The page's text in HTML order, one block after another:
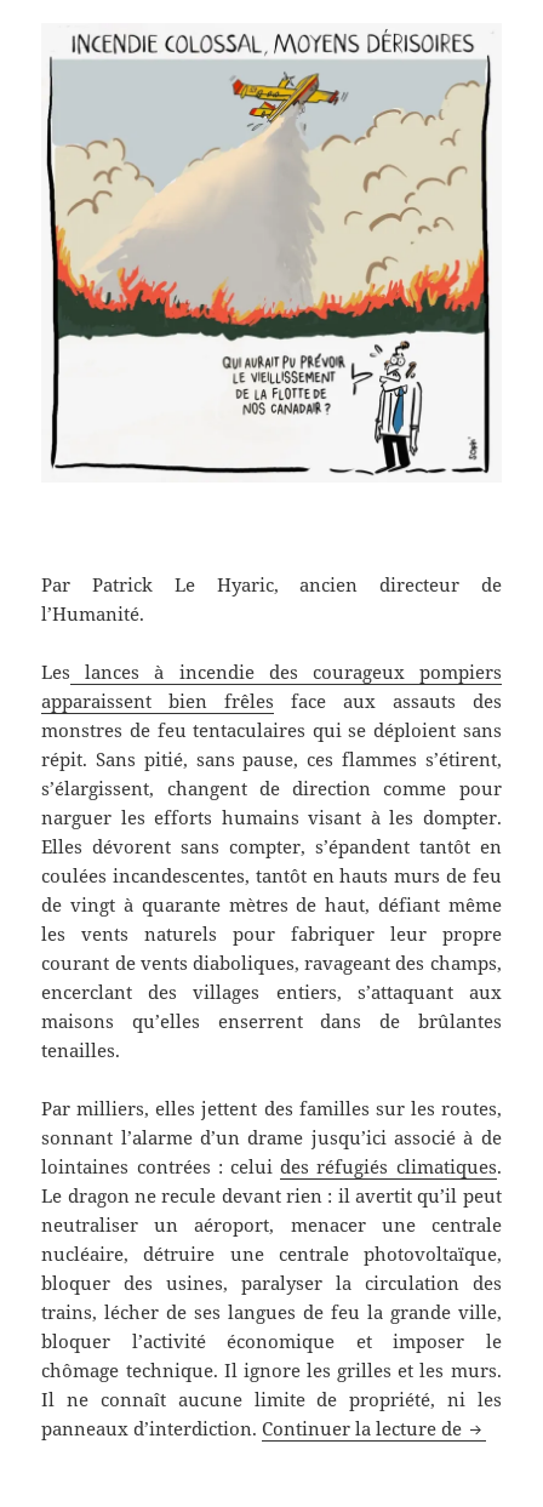
Par Patrick Le Hyaric, ancien directeur de
l’Humanité.
Les lances à incendie des courageux pompiers
apparaissent bien frêles face aux assauts des
monstres de feu tentaculaires qui se déploient sans
répit. Sans pitié, sans pause, ces flammes s’étirent,
s’élargissent, changent de direction comme pour
narguer les efforts humains visant à les dompter.
Elles dévorent sans compter, s’épandent tantôt en
coulées incandescentes, tantôt en hauts murs de feu
de vingt à quarante mètres de haut, défiant même
les vents naturels pour fabriquer leur propre
courant de vents diaboliques, ravageant des champs,
encerclant des villages entiers, s’attaquant aux
maisons qu’elles enserrent dans de brûlantes
tenailles.
Par milliers, elles jettent des familles sur les routes,
sonnant l’alarme d’un drame jusqu’ici associé à de
lointaines contrées : celuides réfugiés climatiques.
Le dragon ne recule devant rien : il avertit qu’il peut
neutraliser un aéroport, menacer une centrale
nucléaire, détruire une centrale photovoltaïque,
bloquer des usines, paralyser la circulation des
trains, lécher de ses langues de feu la grande ville,
bloquer l’activité économique et imposer le
chômage technique. Il ignore les grilles et les murs.
Il ne connaît aucune limite de propriété, ni les
panneaux d’interdiction.Continuer la lecture de Ce que